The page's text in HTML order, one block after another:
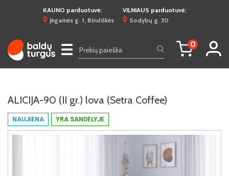
KAUNO parduotuvė:
Jėgainės g. 1, Biruliškės
VILNIAUS parduotuvė:
Sodybų g. 30
☰ 0
NAUJIENA YRA SANDĖLYJE
ALICIJA-90 (II gr.) lova (Setra Coffee)